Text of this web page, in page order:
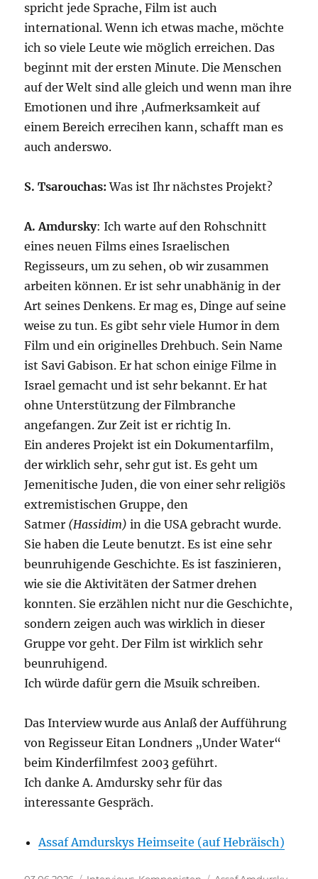
spricht jede Sprache, Film ist auch
international. Wenn ich etwas mache, möchte
ich so viele Leute wie möglich erreichen. Das
beginnt mit der ersten Minute. Die Menschen
auf der Welt sind alle gleich und wenn man ihre
Emotionen und ihre ‚Aufmerksamkeit auf
einem Bereich errecihen kann, schafft man es
auch anderswo.
S. Tsarouchas: Was ist Ihr nächstes Projekt?
A. Amdursky: Ich warte auf den Rohschnitt
eines neuen Films eines Israelischen
Regisseurs, um zu sehen, ob wir zusammen
arbeiten können. Er ist sehr unabhänig in der
Art seines Denkens. Er mag es, Dinge auf seine
weise zu tun. Es gibt sehr viele Humor in dem
Film und ein originelles Drehbuch. Sein Name
ist Savi Gabison. Er hat schon einige Filme in
Israel gemacht und ist sehr bekannt. Er hat
ohne Unterstützung der Filmbranche
angefangen. Zur Zeit ist er richtig In.
Ein anderes Projekt ist ein Dokumentarfilm,
der wirklich sehr, sehr gut ist. Es geht um
Jemenitische Juden, die von einer sehr religiös
extremistischen Gruppe, den
Satmer (Hassidim) in die USA gebracht wurde.
Sie haben die Leute benutzt. Es ist eine sehr
beunruhigende Geschichte. Es ist faszinieren,
wie sie die Aktivitäten der Satmer drehen
konnten. Sie erzählen nicht nur die Geschichte,
sondern zeigen auch was wirklich in dieser
Gruppe vor geht. Der Film ist wirklich sehr
beunruhigend.
Ich würde dafür gern die Msuik schreiben.
Das Interview wurde aus Anlaß der Aufführung
von Regisseur Eitan Londners „Under Water“
beim Kinderfilmfest 2003 geführt.
Ich danke A. Amdursky sehr für das
interessante Gespräch.
Assaf Amdurskys Heimseite (auf Hebräisch)